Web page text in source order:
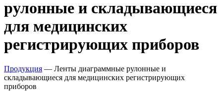
рулонные и складывающиеся
для медицинских
регистрирующих приборов
Продукция — Ленты диаграммные рулонные и
складывающиеся для медицинских регистрирующих
приборов